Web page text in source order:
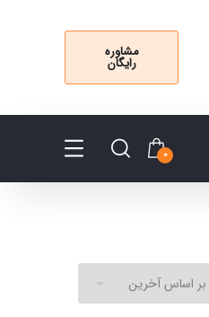
مشاوره
رایگان
0